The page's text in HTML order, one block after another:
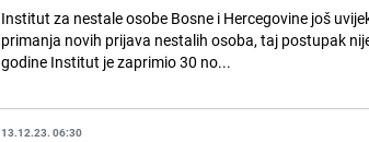
Institut za nestale osobe Bosne i Hercegovine još
primanja novih prijava nestalih osoba, taj postupak
godine Institut je zaprimio 30 no...
13.12.23. 06:30